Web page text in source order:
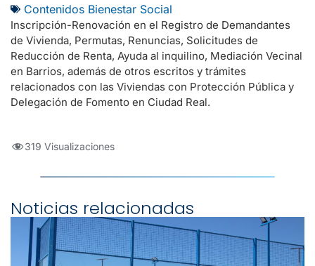
Contenidos Bienestar Social
Inscripción-Renovación en el Registro de Demandantes
de Vivienda, Permutas, Renuncias, Solicitudes de
Reducción de Renta, Ayuda al inquilino, Mediación Vecinal
en Barrios, además de otros escritos y trámites
relacionados con las Viviendas con Protección Pública y
Delegación de Fomento en Ciudad Real.
319 Visualizaciones
Noticias relacionadas